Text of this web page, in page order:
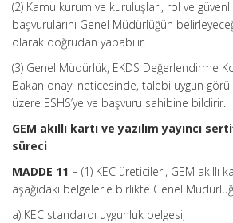
(2) Kamu kurum ve kuruluşları, rol ve
başvurularını Genel Müdürlüğün
olarak doğrudan yapabilir.
(3) Genel Müdürlük, EKDS Değerlendirme
Bakan onayı neticesinde, talebi uygun
üzere ESHS’ye ve başvuru sahibine bildirir.
GEM akıllı kartı ve yazılım yayıncı
süreci
MADDE 11 – (1) KEC üreticileri, GEM akıllı
aşağıdaki belgelerle birlikte Genel
a) KEC standardı uygunluk belgesi,